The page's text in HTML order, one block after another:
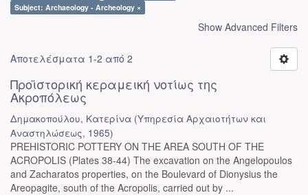
Subject: Archaeology - Archeology ×
Show Advanced Filters
Αποτελέσματα 1-2 από 2
Προϊστορική κεραμεική νοτίως της
Ακροπόλεως
Δημακοπούλου, Κατερίνα (Υπηρεσία Αρχαιοτήτων και
Αναστηλώσεως, 1965)
PREHISTORIC POTTERY ON THE AREA SOUTH OF THE
ACROPOLIS (Plates 38-44) The excavation on the Angelopoulos
and Zacharatos properties, on the Boulevard of Dionysius the
Areopagite, south of the Acropolis, carried out by ...